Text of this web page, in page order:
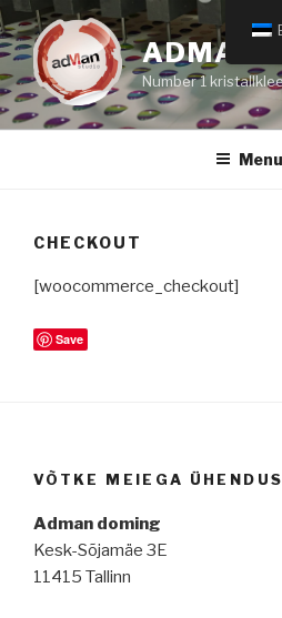
Skip
to
content
ADMAN
Number 1
Menu
CHECKOUT
[woocommerce_checkout]
Save
VÕTKE MEIEGA
Adman doming
Kesk-Sõjamäe 3E
11415 Tallinn